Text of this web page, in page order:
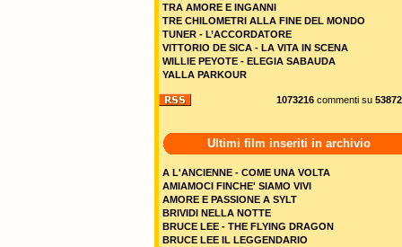
TRA AMORE E INGANNI
TRE CHILOMETRI ALLA FINE DEL MONDO
TUNER - L’ACCORDATORE
VITTORIO DE SICA - LA VITA IN SCENA
WILLIE PEYOTE - ELEGIA SABAUDA
YALLA PARKOUR
1073216 commenti su 53872
Ultimi film inseriti in archivio
A L'ANCIENNE - COME UNA VOLTA
AMIAMOCI FINCHE' SIAMO VIVI
AMORE E PASSIONE A SYLT
BRIVIDI NELLA NOTTE
BRUCE LEE - THE FLYING DRAGON
BRUCE LEE IL LEGGENDARIO